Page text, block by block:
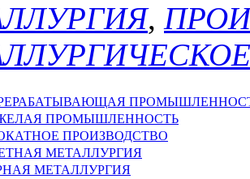
,
ПРОМЫШЛЕННОСТЬ
ПРОИЗВОДСТВО
МЕТАЛЛУРГИЯ
МЕТАЛЛУРГИЯ